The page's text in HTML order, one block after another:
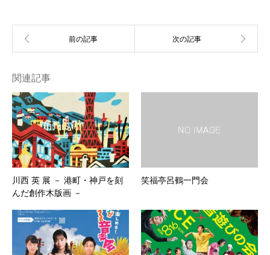
関連記事
川西 英 展 － 港町・神戸を刻
んだ創作木版画 －
笑福亭呂鶴一門会